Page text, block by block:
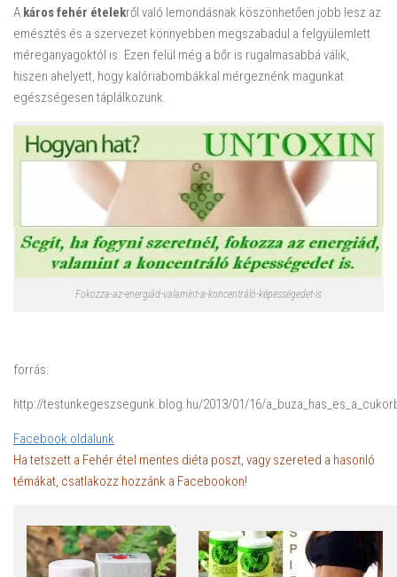
A káros fehér ételekről való lemondásnak köszönhetően jobb lesz az
emésztés és a szervezet könnyebben megszabadul a felgyülemlett
méreganyagoktól is. Ezen felül még a bőr is rugalmasabbá válik,
hiszen ahelyett, hogy kalóriabombákkal mérgeznénk magunkat
egészségesen táplálkozunk.
Fokozza-az-energiád-valamint-a-koncentráló-képességedet-is
forrás:
http://testunkegeszsegunk.blog.hu/2013/01/16/
Facebook oldalunk
Ha tetszett a Fehér étel mentes diéta poszt, vagy szereted a hasonló
témákat, csatlakozz hozzánk a Facebookon!